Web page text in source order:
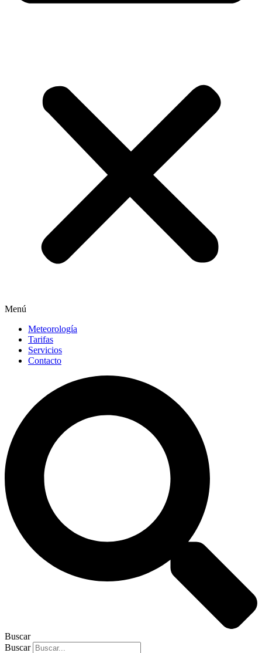
Menú
Meteorología
Tarifas
Servicios
Contacto
Buscar
Buscar